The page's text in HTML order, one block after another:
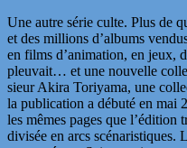
Une autre série culte. Plus de
et des millions d’albums
en films d’animation, en jeux,
pleuvait… et une nouvelle
sieur Akira Toriyama, une
la publication a débuté en mai
les mêmes pages que
divisée en arcs scénaristiques.